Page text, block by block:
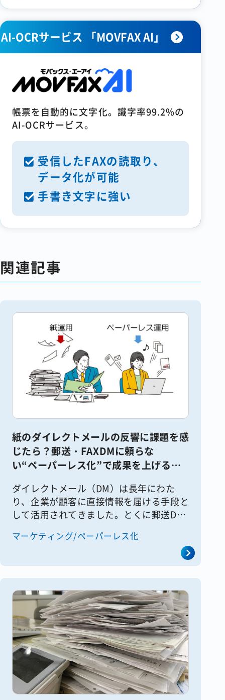
AI-OCRサービス 「MOVFAX AI」
帳票を自動的に文字化。識字率99.2%の
AI-OCRサービス。
受信したFAXの読取り、
データ化が可能
手書き文字に強い
関連記事
紙のダイレクトメールの反響に課題を感
じたら？郵送・FAXDMに頼らな
い“ペーパーレス化”で成果を上げる方
ダイレクトメール（DM）は長年にわた
り、企業が顧客に直接情報を届ける手段と
して活用されてきました。とくに郵送DM
て高い到達力と信頼性があり、今でも多く
の企業に支持されています。 し [&hellip;]
マーケティング/ペーパーレス化